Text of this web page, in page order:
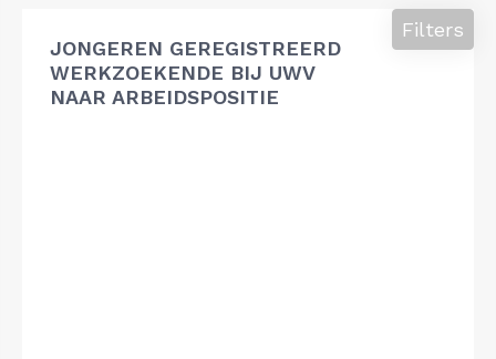
JONGEREN GEREGISTREERD
WERKZOEKENDE BIJ UWV
NAAR ARBEIDSPOSITIE
Filters